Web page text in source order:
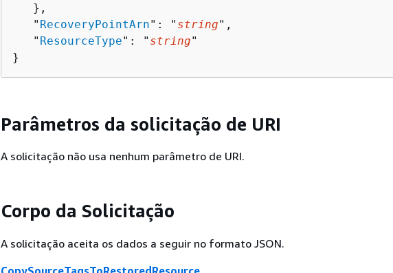
   },
   "
RecoveryPointArn": " string",
   "
ResourceType": " string"
}
Parâmetros da solicitação de URI
A solicitação não usa nenhum parâmetro de URI.
Corpo da Solicitação
A solicitação aceita os dados a seguir no formato JSON.